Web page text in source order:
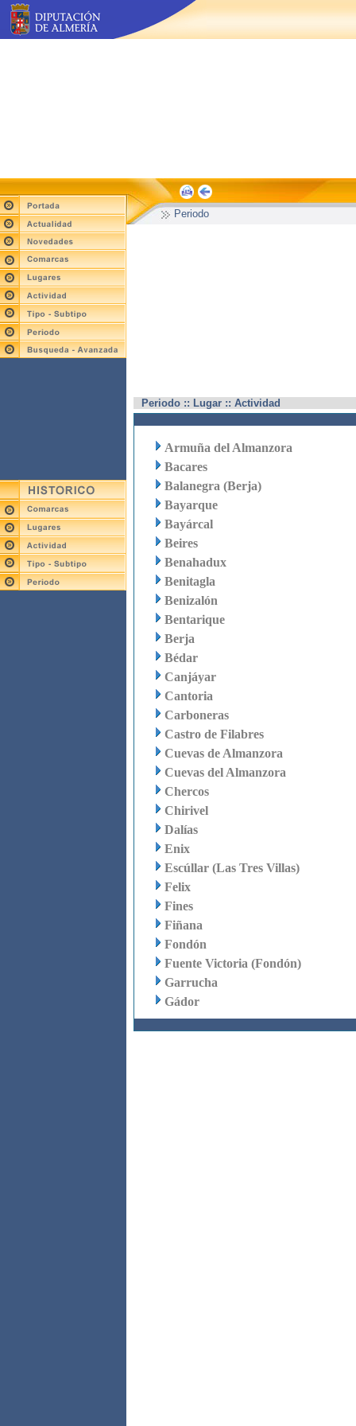
Periodo
Periodo :: Lugar :: Actividad
Armuña del Almanzora
Bacares
Balanegra (Berja)
Bayarque
Bayárcal
Beires
Benahadux
Benitagla
Benizalón
Bentarique
Berja
Bédar
Canjáyar
Cantoria
Carboneras
Castro de Filabres
Cuevas de Almanzora
Cuevas del Almanzora
Chercos
Chirivel
Dalías
Enix
Escúllar (Las Tres Villas)
Felix
Fines
Fiñana
Fondón
Fuente Victoria (Fondón)
Garrucha
Gádor